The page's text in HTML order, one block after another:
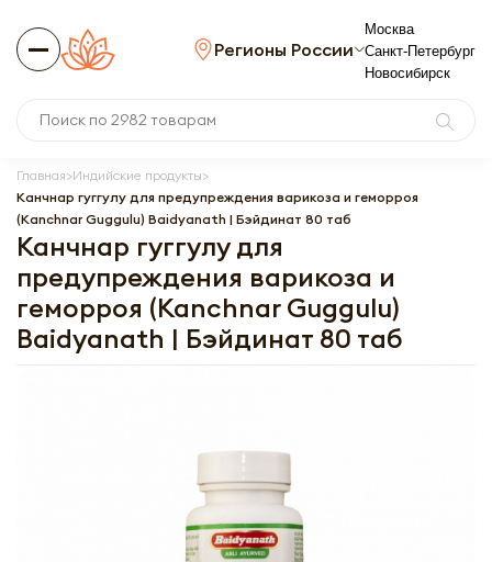
Регионы России
Москва
Санкт-Петербург
Новосибирск
Главная Индийские продукты
Канчнар гуггулу для предупреждения варикоза и геморроя
(Kanchnar Guggulu) Baidyanath | Бэйдинат 80 таб
Канчнар гуггулу для
предупреждения варикоза и
геморроя (Kanchnar Guggulu)
Baidyanath | Бэйдинат 80 таб